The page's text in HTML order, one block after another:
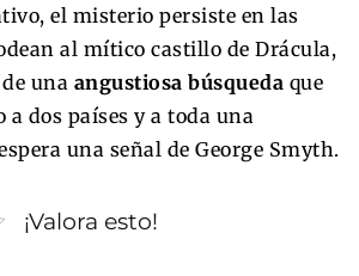
el misterio persiste en las
al mítico castillo de Drácula,
una angustiosa búsqueda que
dos países y a toda una
una señal de George Smyth.
¡Valora esto!